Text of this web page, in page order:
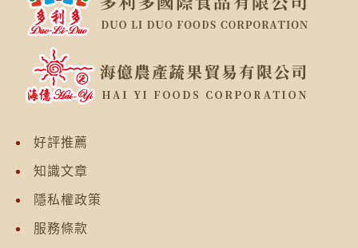
好評推薦
知識文章
隱私權政策
服務條款